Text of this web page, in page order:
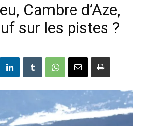
Cambre d’Aze,
sur les pistes ?